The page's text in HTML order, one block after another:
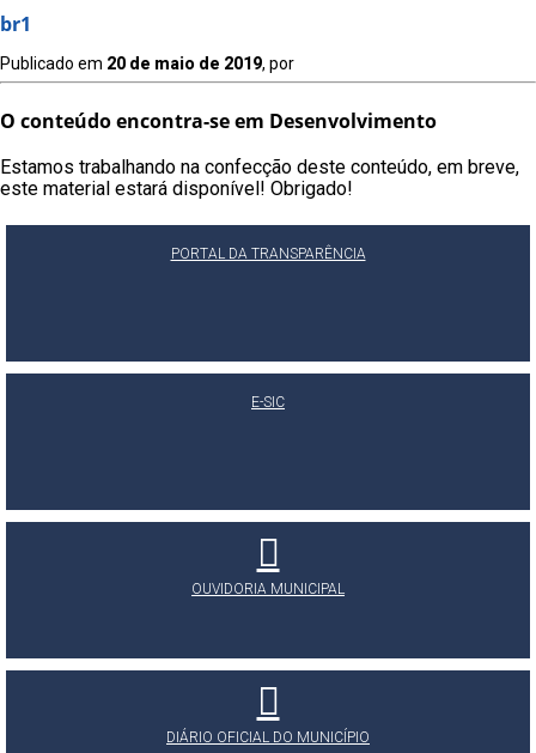
br1
Publicado em 20 de maio de 2019, por
O conteúdo encontra-se em Desenvolvimento
Estamos trabalhando na confecção deste conteúdo, em breve,
este material estará disponível! Obrigado!
PORTAL DA TRANSPARÊNCIA
E-SIC
OUVIDORIA MUNICIPAL
DIÁRIO OFICIAL DO MUNICÍPIO